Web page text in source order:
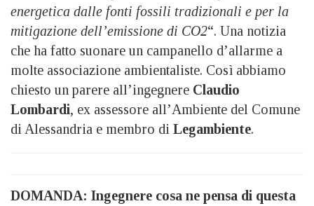
energetica dalle fonti fossili tradizionali e per la
mitigazione dell’emissione di CO2“. Una notizia
che ha fatto suonare un campanello d’allarme a
molte associazione ambientaliste. Così abbiamo
chiesto un parere all’ingegnere Claudio
Lombardi, ex assessore all’Ambiente del Comune
di Alessandria e membro di Legambiente.
DOMANDA: Ingegnere cosa ne pensa di questa